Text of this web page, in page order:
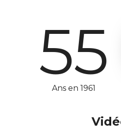
55
Ans en 1961